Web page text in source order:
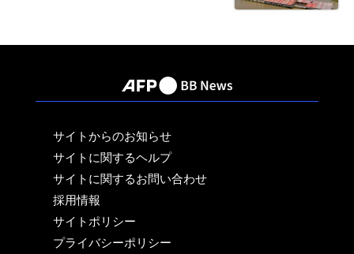
サイトからのお知らせ
サイトに関するヘルプ
サイトに関するお問い合わせ
採用情報
サイトポリシー
プライバシーポリシー